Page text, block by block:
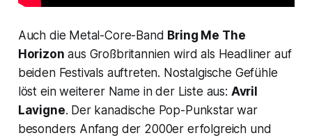
Auch die Metal-Core-Band Bring Me The
Horizon aus Großbritannien wird als Headliner auf
beiden Festivals auftreten. Nostalgische Gefühle
löst ein weiterer Name in der Liste aus: Avril
Lavigne. Der kanadische Pop-Punkstar war
besonders Anfang der 2000er erfolgreich und